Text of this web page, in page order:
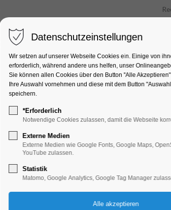
Unterkünfte
Ausstellung -
Ausstellung, Kunst, Mitmach-
11.10.2025, 13:00–18:00
Datenschutzeinstellungen
Wir setzen auf unserer Webseite Cookies ein. Einige von
erforderlich, während andere uns helfen, unser
Sie können allen Cookies über den Button "Alle
Ihre Auswahl vornehmen und diese mit dem Button
speichern.
*Erforderlich
Notwendige Cookies zulassen, damit die Webseite
Externe Medien
Externe Medien wie Google Fonts, Google Maps,
YouTube zulassen.
Statistik
Matomo, Google Analytics, Google Tag Manager